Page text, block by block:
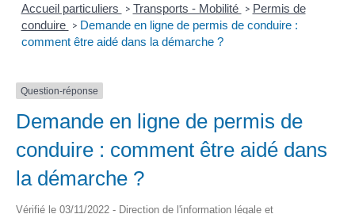
Accueil particuliers > Transports - Mobilité > Permis de
conduire > Demande en ligne de permis de conduire :
comment être aidé dans la démarche ?
Question-réponse
Demande en ligne de permis de
conduire : comment être aidé dans
la démarche ?
Vérifié le 03/11/2022 - Direction de l'information légale et